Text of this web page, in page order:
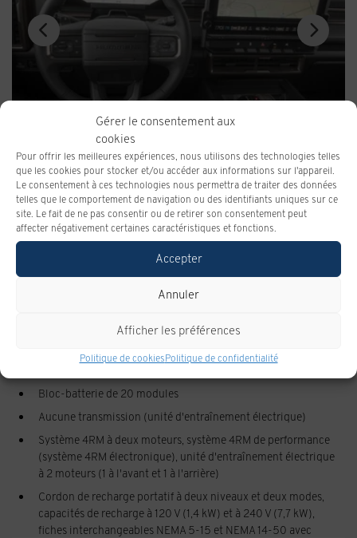
Gérer le consentement aux
cookies
Pour offrir les meilleures expériences, nous utilisons des technologies telles
que les cookies pour stocker et/ou accéder aux informations sur l'appareil.
Le consentement à ces technologies nous permettra de traiter des données
telles que le comportement de navigation ou des identifiants uniques sur ce
site. Le fait de ne pas consentir ou de retirer son consentement peut
affecter négativement certaines caractéristiques et fonctions.
Accepter
Annuler
Afficher les préférences
Politique de cookiesPolitique de confidentialité
Spécifications
Moteur, aucun moteur à combustion interne (moteurs
Bloc-batterie de 20 modules
Aucune transmission (unité d'entraînement électrique)
Système 4RM à deux moteurs, système 4RM de performance
(système 4RM électronique), unité d'entraînement électrique
à 2 moteurs (1 à l'avant et 1 à l'arrière)
Cordon de recharge portatif à deux niveaux et deux modes,
capacités de recharge à 120 V (1,4 kW) et à 240 V (7,7 kW),
fiches interchangeables NEMA 5-15 et NEMA 14-50 avec